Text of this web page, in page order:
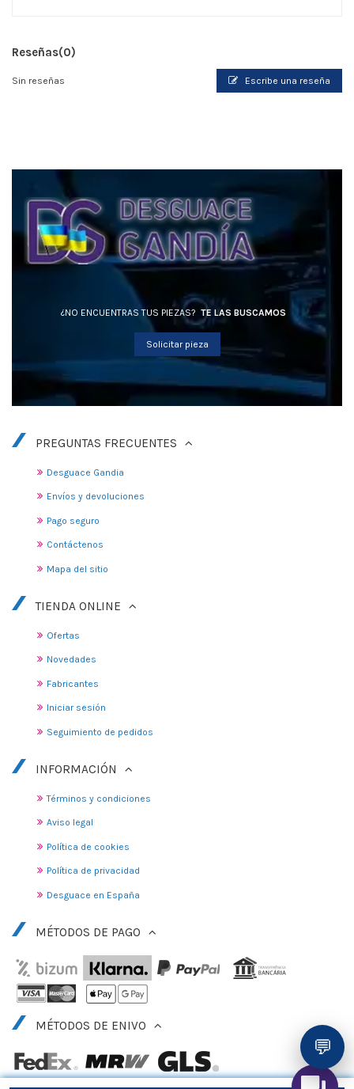
Reseñas(0)
Sin reseñas Escribe una reseña
¿NO ENCUENTRAS TUS PIEZAS? TE LAS BUSCAMOS
Solicitar pieza
PREGUNTAS FRECUENTES
Desguace Gandia
Envíos y devoluciones
Pago seguro
Contáctenos
Mapa del sitio
TIENDA ONLINE
Ofertas
Novedades
Fabricantes
Iniciar sesión
Seguimiento de pedidos
INFORMACIÓN
Términos y condiciones
Aviso legal
Política de cookies
Política de privacidad
Desguace en España
MÉTODOS DE PAGO
MÉTODOS DE ENIVO
💬